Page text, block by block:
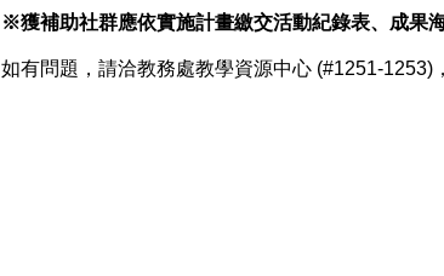
※獲補助社群應依實施計畫繳交活動紀錄表、成果
如有問題，請洽教務處教學資源中心 (#1251-1253)